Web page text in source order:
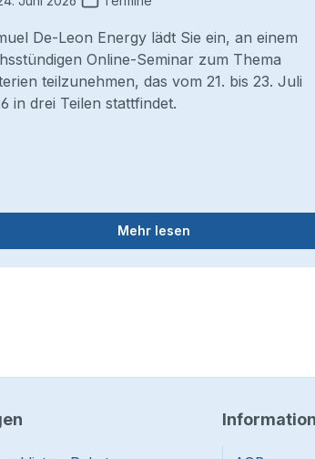
De-Leon Energy lädt Sie ein, an einem
Online-Seminar zum Thema
teilzunehmen, das vom 21. bis 23. Juli
in drei Teilen stattfindet.
Mehr lesen